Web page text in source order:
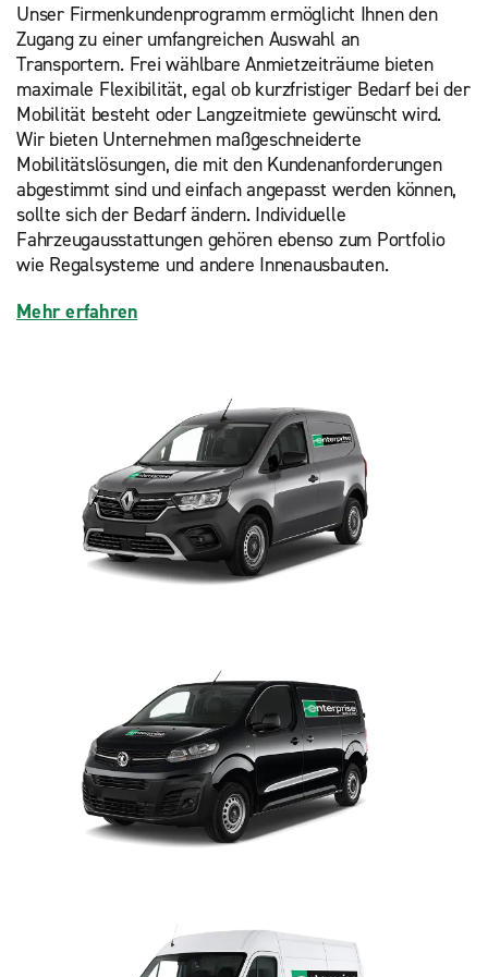
Unser Firmenkundenprogramm ermöglicht Ihnen den
Zugang zu einer umfangreichen Auswahl an
Transportern. Frei wählbare Anmietzeiträume bieten
maximale Flexibilität, egal ob kurzfristiger Bedarf bei der
Mobilität besteht oder Langzeitmiete gewünscht wird.
Wir bieten Unternehmen maßgeschneiderte
Mobilitätslösungen, die mit den Kundenanforderungen
abgestimmt sind und einfach angepasst werden können,
sollte sich der Bedarf ändern. Individuelle
Fahrzeugausstattungen gehören ebenso zum Portfolio
wie Regalsysteme und andere Innenausbauten.
Mehr erfahren